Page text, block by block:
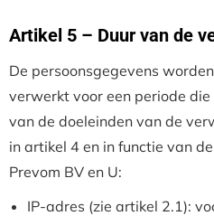
Artikel 5 – Duur van de
De persoonsgegevens
verwerkt voor een periode
van de doeleinden van de
in artikel 4 en in functie van
Prevom BV en U:
IP-adres (zie artikel 2.1):